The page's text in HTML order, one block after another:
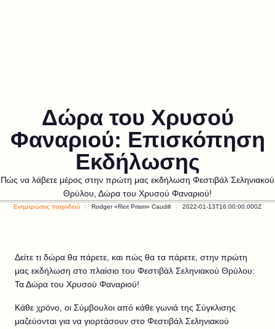
Δώρα του Χρυσού
Φαναριού: Επισκόπηση
Εκδήλωσης
Πώς να λάβετε μέρος στην πρώτη μας εκδήλωση Φεστιβάλ Σεληνιακού
Θρύλου, Δώρα του Χρυσού Φαναριού!
Ενημερώσεις παιχνιδιού Rodger «Riot Prism» Caudill 2022-01-13T16:00:00.000Z
Δείτε τι δώρα θα πάρετε, και πώς θα τα πάρετε, στην πρώτη
μας εκδήλωση στο πλαίσιο του Φεστιβάλ Σεληνιακού Θρύλου:
Τα Δώρα του Χρυσού Φαναριού!
Κάθε χρόνο, οι Σύμβουλοι από κάθε γωνιά της Σύγκλισης
μαζεύονται για να γιορτάσουν στο Φεστιβάλ Σεληνιακού